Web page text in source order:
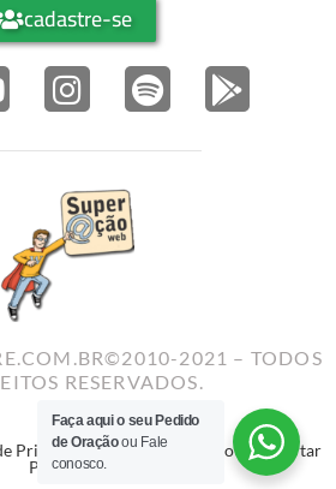
cadastre-se
2021 – TODOS
RESERVADOS.
Privacidade–Termos de Uso–Reportar
Problema
Faça aqui o seu Pedido
de Oraçãoou Fale
conosco.